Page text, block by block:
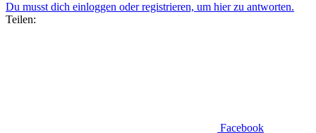
Du musst dich einloggen oder registrieren, um hier zu antworten.
Teilen:
Facebook